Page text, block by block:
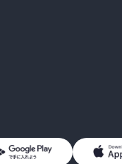
男子向
お問い合